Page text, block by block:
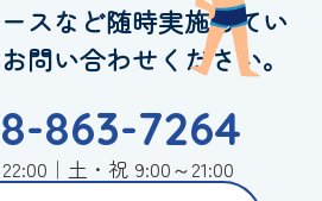
スなど随時実施してい
問い合わせください。
863-7264
｜土・祝 9:00～21:00